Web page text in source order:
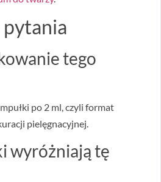
pytania
tego
po 2 ml, czyli format
pielęgnacyjnej.
wyróżniają tę